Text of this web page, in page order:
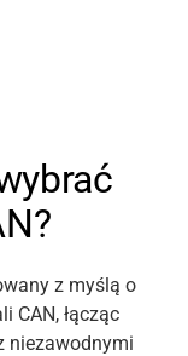
z myślą o
CAN, łącząc
niezawodnymi